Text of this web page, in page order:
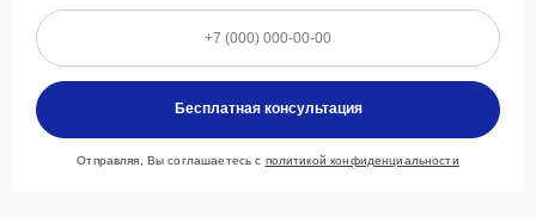
Бесплатная консультация
Отправляя, Вы соглашаетесь с политикой конфиденциальности